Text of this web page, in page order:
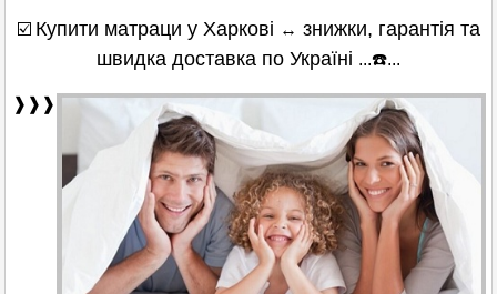
☑️ Купити матраци у Харкові ↔ знижки, гарантія та
швидка доставка по Україні ...☎️...
❱❱❱